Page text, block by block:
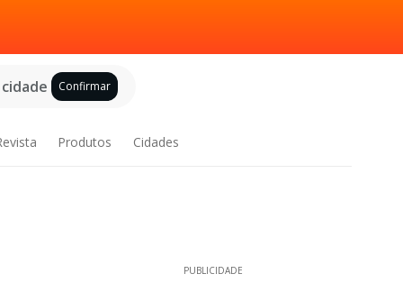
Confirmar
Produtos Cidades
PUBLICIDADE